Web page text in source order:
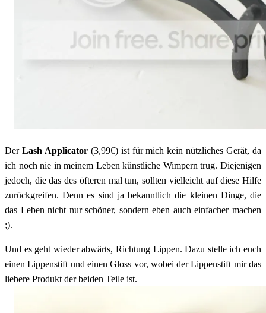
Der Lash Applicator(3,99€) ist für mich kein nützliches Gerät, da
ich noch nie in meinem Leben künstliche Wimpern trug. Diejenigen
jedoch, die das des öfteren mal tun, sollten vielleicht auf diese Hilfe
zurückgreifen. Denn es sind ja bekanntlich die kleinen Dinge, die
das Leben nicht nur schöner, sondern eben auch einfacher machen
;).
Und es geht wieder abwärts, Richtung Lippen. Dazu stelle ich euch
einen Lippenstift und einen Gloss vor, wobei der Lippenstift mir das
liebere Produkt der beiden Teile ist.